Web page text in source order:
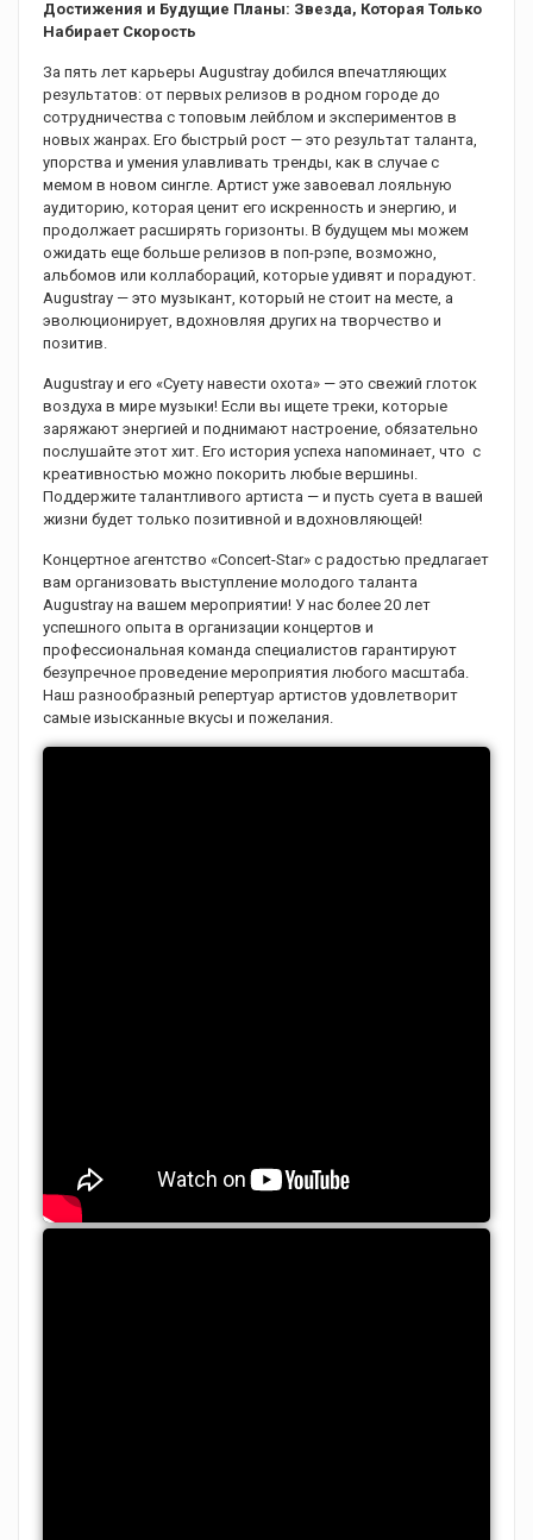
Достижения и Будущие Планы: Звезда, Которая Только
Набирает Скорость
За пять лет карьеры Augustray добился впечатляющих
результатов: от первых релизов в родном городе до
сотрудничества с топовым лейблом и экспериментов в
новых жанрах. Его быстрый рост — это результат таланта,
упорства и умения улавливать тренды, как в случае с
мемом в новом сингле. Артист уже завоевал лояльную
аудиторию, которая ценит его искренность и энергию, и
продолжает расширять горизонты. В будущем мы можем
ожидать еще больше релизов в поп-рэпе, возможно,
альбомов или коллабораций, которые удивят и порадуют.
Augustray — это музыкант, который не стоит на месте, а
эволюционирует, вдохновляя других на творчество и
позитив.
Augustray и его «Суету навести охота» — это свежий глоток
воздуха в мире музыки! Если вы ищете треки, которые
заряжают энергией и поднимают настроение, обязательно
послушайте этот хит. Его история успеха напоминает, что с
креативностью можно покорить любые вершины.
Поддержите талантливого артиста — и пусть суета в вашей
жизни будет только позитивной и вдохновляющей!
Концертное агентство «Concert-Star» с радостью предлагает
вам организовать выступление молодого таланта
Augustray на вашем мероприятии! У нас более 20 лет
успешного опыта в организации концертов и
профессиональная команда специалистов гарантируют
безупречное проведение мероприятия любого масштаба.
Наш разнообразный репертуар артистов удовлетворит
самые изысканные вкусы и пожелания.